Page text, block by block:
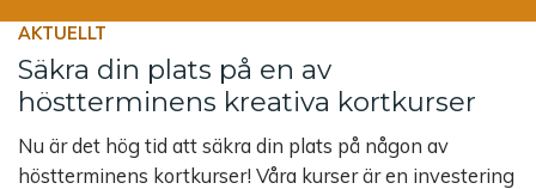
AKTUELLT
Säkra din plats på en av
höstterminens kreativa kortkurser
Nu är det hög tid att säkra din plats på någon av
höstterminens kortkurser! Våra kurser är en investering